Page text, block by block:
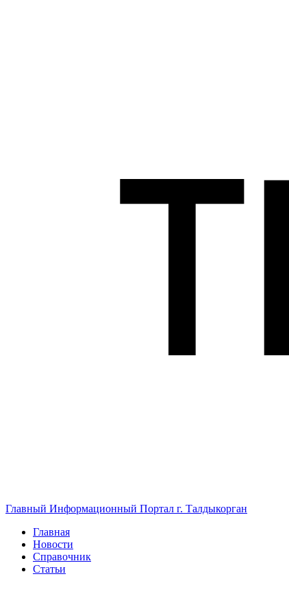
Главный Информационный Портал г. Талдыкорган
Главная
Новости
Справочник
Статьи